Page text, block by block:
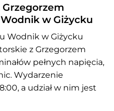
w Giżycku
Wodnik w Giżycku
z Grzegorzem
pełnych napięcia,
Wydarzenie
a udział w nim jest